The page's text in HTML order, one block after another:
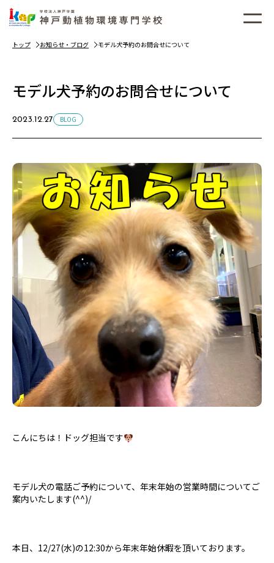
トップ お知らせ・ブログ モデル犬予約のお問合せについて
モデル犬予約のお問合せについて
2023.12.27 BLOG
こんにちは！ドッグ担当です
モデル犬の電話ご予約について、年末年始の営業時間についてご
案内いたします(^^)/
本日、12/27(水)の12:30から年末年始休暇を頂いております。